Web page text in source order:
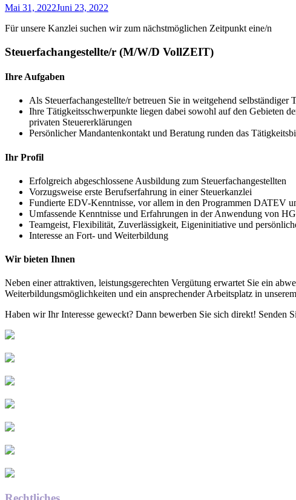
Mai 31, 2022Juni 23, 2022
Für unsere Kanzlei suchen wir zum nächstmöglichen Zeitpunkt eine/n
Steuerfachangestellte/r (M/W/D VollZEIT)
Ihre Aufgaben
Als Steuerfachangestellte/r betreuen Sie in weitgehend selbständiger
Ihre Tätigkeitsschwerpunkte liegen dabei sowohl auf den Gebieten
privaten Steuererklärungen
Persönlicher Mandantenkontakt und Beratung runden das
Ihr Profil
Erfolgreich abgeschlossene Ausbildung zum Steuerfachangestellten
Vorzugsweise erste Berufserfahrung in einer Steuerkanzlei
Fundierte EDV-Kenntnisse, vor allem in den Programmen DATEV
Umfassende Kenntnisse und Erfahrungen in der Anwendung von
Teamgeist, Flexibilität, Zuverlässigkeit, Eigeninitiative und
Interesse an Fort- und Weiterbildung
Wir bieten Ihnen
Neben einer attraktiven, leistungsgerechten Vergütung erwartet Sie ein
Weiterbildungsmöglichkeiten und ein ansprechender Arbeitsplatz in
Haben wir Ihr Interesse geweckt? Dann bewerben Sie sich direkt! Senden